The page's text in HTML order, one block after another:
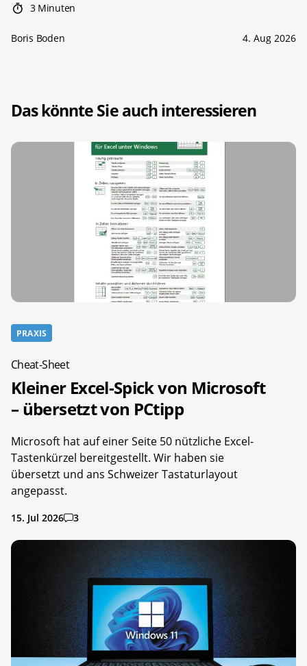
3 Minuten
Boris Boden 4. Aug 2026
Das könnte Sie auch interessieren
PRAXIS
Cheat-Sheet
Kleiner Excel-Spick von Microsoft
– übersetzt von PCtipp
Microsoft hat auf einer Seite 50 nützliche Excel-
Tastenkürzel bereitgestellt. Wir haben sie
übersetzt und ans Schweizer Tastaturlayout
angepasst.
15. Jul 2026 3